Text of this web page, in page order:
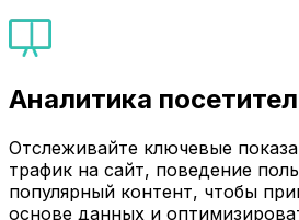
Аналитика
Отслеживайте ключевые
трафик на сайт, поведение
популярный контент, чтобы
основе данных и